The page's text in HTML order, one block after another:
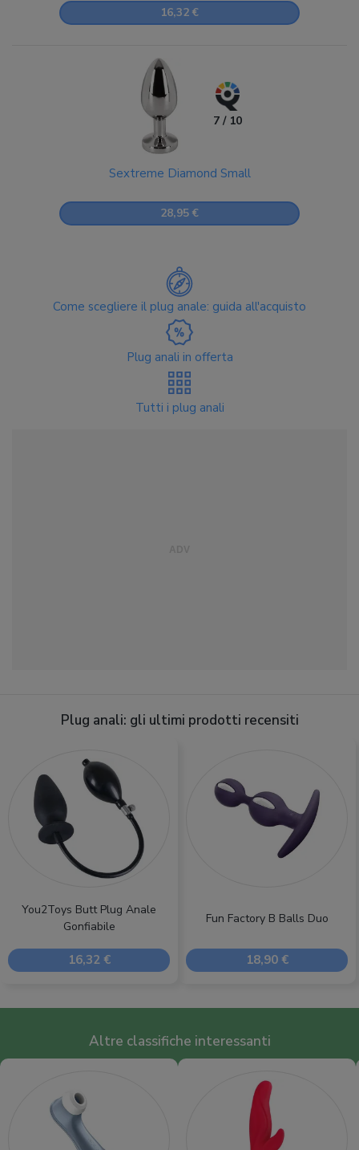
16,32 €
7 / 10
Sextreme Diamond Small
28,95 €
Come scegliere il plug anale: guida all'acquisto
Plug anali in offerta
Tutti i plug anali
Plug anali: gli ultimi prodotti recensiti
You2Toys Butt Plug Anale
Gonfiabile
16,32 €
Fun Factory B Balls Duo
18,90 €
Altre classifiche interessanti